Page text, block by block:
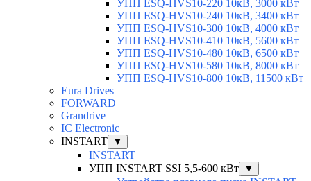
УПП ESQ-HVS10-220 10кВ, 3000 кВт
УПП ESQ-HVS10-240 10кВ, 3400 кВт
УПП ESQ-HVS10-300 10кВ, 4000 кВт
УПП ESQ-HVS10-410 10кВ, 5600 кВт
УПП ESQ-HVS10-480 10кВ, 6500 кВт
УПП ESQ-HVS10-580 10кВ, 8000 кВт
УПП ESQ-HVS10-800 10кВ, 11500 кВт
Eura Drives
FORWARD
Grandrive
IC Electronic
INSTART
▼
INSTART
УПП INSTART SSI 5,5-600 кВт
▼